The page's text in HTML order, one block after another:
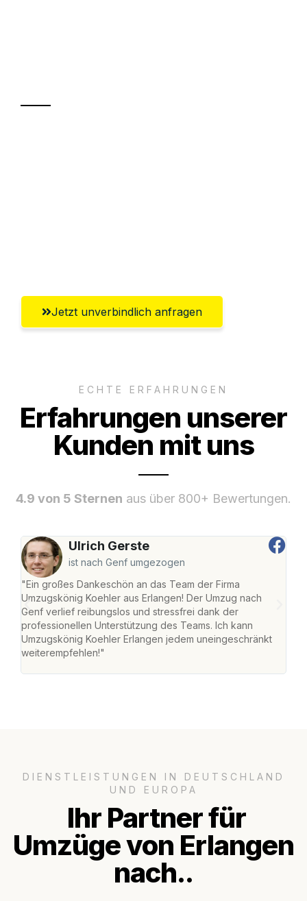
Jetzt unverbindlich anfragen
ECHTE ERFAHRUNGEN
Erfahrungen unserer
Kunden mit uns
4.9 von 5 Sternen aus über 800+ Bewertungen.
Ulrich Gerste
ist nach Genf umgezogen
"Ein großes Dankeschön an das Team der Firma
Umzugskönig Koehler aus Erlangen! Der Umzug nach
Genf verlief reibungslos und stressfrei dank der
professionellen Unterstützung des Teams. Ich kann
Umzugskönig Koehler Erlangen jedem uneingeschränkt
weiterempfehlen!"
DIENSTLEISTUNGEN IN DEUTSCHLAND
UND EUROPA
Ihr Partner für
Umzüge von Erlangen
nach..